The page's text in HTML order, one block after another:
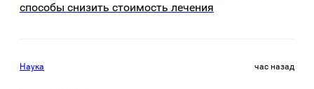
способы снизить стоимость лечения
Наука час назад